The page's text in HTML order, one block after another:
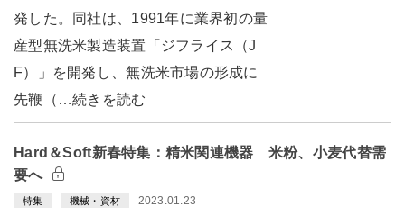
発した。同社は、1991年に業界初の量
産型無洗米製造装置「ジフライス（J
F）」を開発し、無洗米市場の形成に
先鞭（…続きを読む
Hard＆Soft新春特集：精米関連機器 米粉、小麦代替需
要へ
特集 機械・資材 2023.01.23